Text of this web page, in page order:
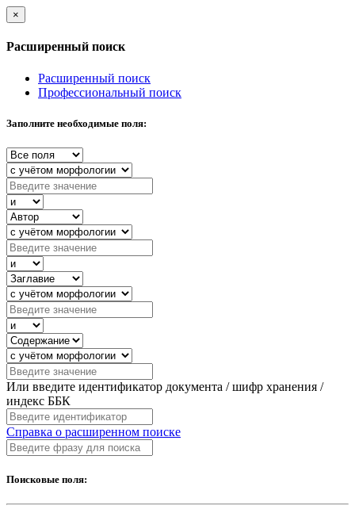
×
Расширенный поиск
Расширенный поиск
Профессиональный поиск
Заполните необходимые поля:
Или введите идентификатор документа / шифр хранения /
индекс ББК
Справка о расширенном поиске
Поисковые поля: